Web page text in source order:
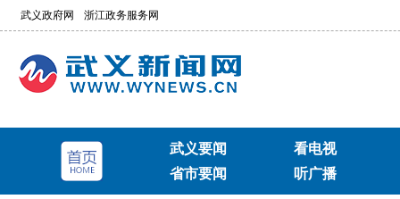
武义政府网 浙江政务服务网
武义要闻
省市要闻
看电视
听广播